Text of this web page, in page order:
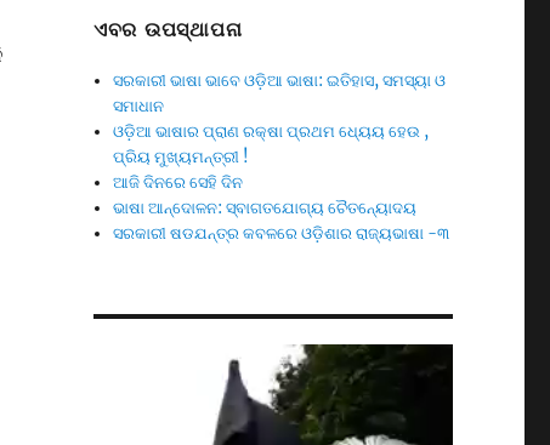
ଏବର ଉପସ୍ଥାପନା
ସରକାରୀ ଭାଷା ଭାବେ ଓଡ଼ିଆ ଭାଷା: ଇତିହାସ, ସମସ୍ୟା ଓ
ସମାଧାନ
ଓଡ଼ିଆ ଭାଷାର ପ୍ରାଣ ରକ୍ଷା ପ୍ରଥମ ଧ୍ୟେୟ ହେଉ ,
ପ୍ରିୟ ମୁଖ୍ୟମନ୍ତ୍ରୀ !
ଆଜି ଦିନରେ ସେହି ଦିନ
ଭାଷା ଆନ୍ଦୋଳନ: ସ୍ବାଗତଯୋଗ୍ୟ ଚୈତନ୍ୟୋଦୟ
ସରକାରୀ ଷଡଯନ୍ତ୍ର କବଳରେ ଓଡ଼ିଶାର ରାଜ୍ୟଭାଷା -୩